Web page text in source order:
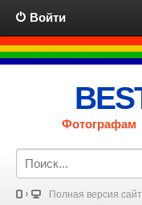
Войти
Фотографам
Полная версия